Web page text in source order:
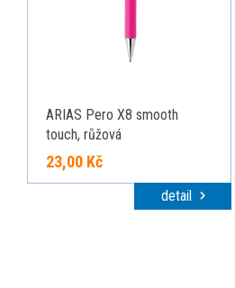
ARIAS Pero X8 smooth
touch, růžová
23,00 Kč
detail